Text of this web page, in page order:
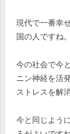
現代で一番幸
国の人ですね。
今の社会で今
ニン神経を活
ストレスを解
今と同じよう